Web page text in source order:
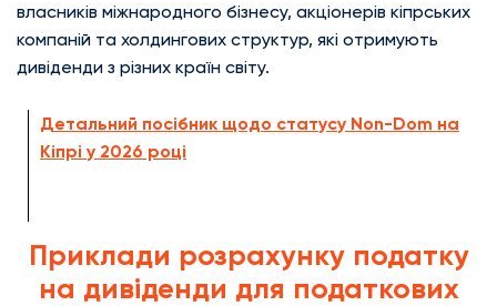
власників міжнародного бізнесу, акціонерів кіпрських
компаній та холдингових структур, які отримують
дивіденди з різних країн світу.
Детальний посібник щодо статусу Non-Dom на
Кіпрі у 2026 році
Приклади розрахунку податку
на дивіденди для податкових